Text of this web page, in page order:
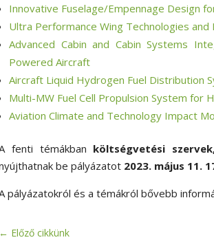
Innovative Fuselage/Empennage Design
Ultra Performance Wing Technologies
Advanced Cabin and Cabin Systems
Powered Aircraft
Aircraft Liquid Hydrogen Fuel Distribution
Multi-MW Fuel Cell Propulsion System for
Aviation Climate and Technology Impact
fenti témákban költségvetési
be pályázatot 2023. május 11.
pályázatokról és a témákról bővebb
← Előző cikkünk